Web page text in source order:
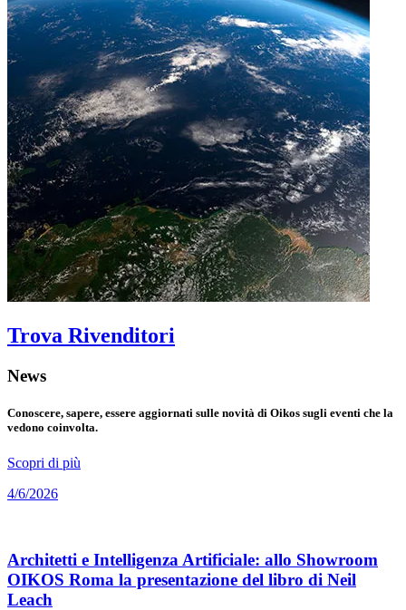
Trova Rivenditori
News
Conoscere, sapere, essere aggiornati sulle novità di Oikos sugli eventi che la
vedono coinvolta.
Scopri di più
4/6/2026
Architetti e Intelligenza Artificiale: allo Showroom
OIKOS Roma la presentazione del libro di Neil
Leach